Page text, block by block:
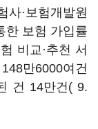
·보험개발원
한 보험 가입률
비교·추천 서
만6000여건
건 14만건( 9.